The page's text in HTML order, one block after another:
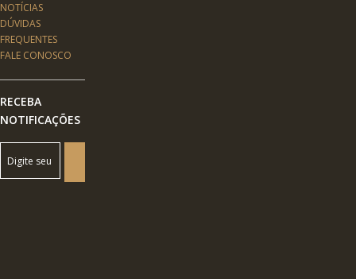
NOTÍCIAS
DÚVIDAS
FREQUENTES
FALE CONOSCO
RECEBA
NOTIFICAÇÕES